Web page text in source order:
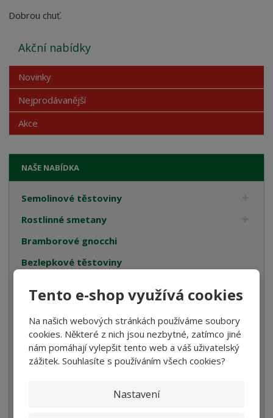
Tento e-shop využívá cookies
Na našich webových stránkách používáme soubory
cookies. Některé z nich jsou nezbytné, zatímco jiné
nám pomáhají vylepšit tento web a váš uživatelský
zážitek. Souhlasíte s používáním všech cookies?
Nastavení
Dobrou chuť.
NAŠE NABÍDKA
Semolinové těstoviny
Rostlinné smetany
Bramborové gnocchi
Bezlepkové těstoviny
Bulgur, Kuskus a Polenta
Oleje
Cukrovinky
Dárková balení
Akční nabídky
Novinky
Nejprodávanější
Akce